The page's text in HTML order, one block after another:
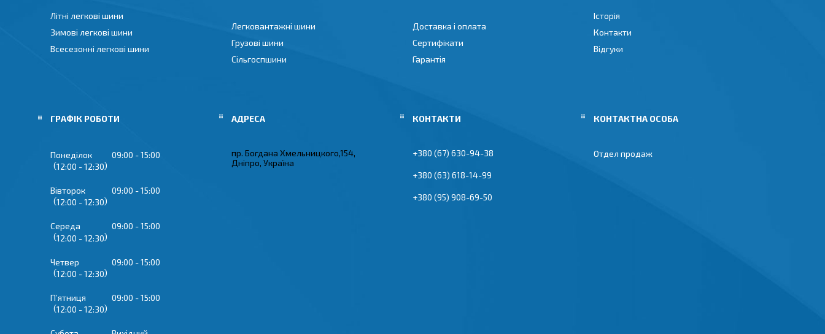
Літні легкові шини
Зимові легкові шини
Всесезонні легкові шини
Легковантажні шини
Грузові шини
Сільгоспшини
Доставка і оплата
Сертифікати
Гарантія
Історія
Контакти
Відгуки
ГРАФІК РОБОТИ
Понеділок 09:00
15:00
12:00
12:30
Вівторок 09:00
15:00
12:00
12:30
Середа 09:00
15:00
12:00
12:30
Четвер 09:00
15:00
12:00
12:30
Пʼятниця 09:00
15:00
12:00
12:30
пр. Богдана Хмельницкого,154,
Дніпро, Україна
+380 (67) 630-94-38
+380 (63) 618-14-99
+380 (95) 908-69-50
Отдел продаж